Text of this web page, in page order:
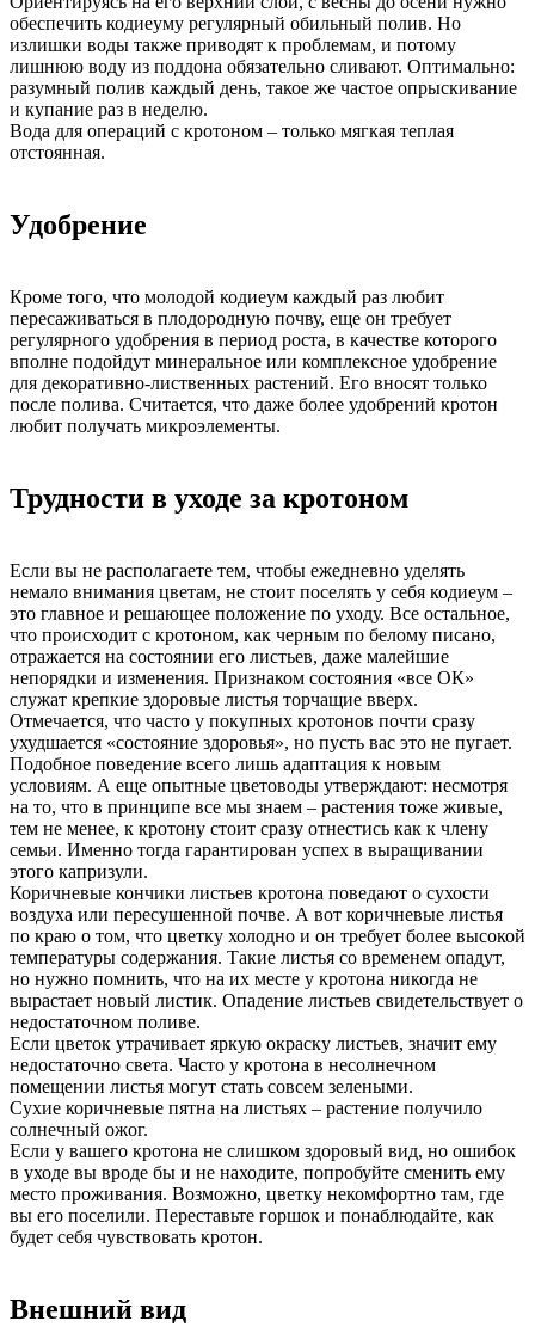
обеспечить кодиеуму регулярный обильный полив. Но
излишки воды также приводят к проблемам, и потому
лишнюю воду из поддона обязательно сливают. Оптимально:
разумный полив каждый день, такое же частое опрыскивание
и купание раз в неделю.
Вода для операций с кротоном – только мягкая теплая
отстоянная.
Удобрение
Кроме того, что молодой кодиеум каждый раз любит
пересаживаться в плодородную почву, еще он требует
регулярного удобрения в период роста, в качестве которого
вполне подойдут минеральное или комплексное удобрение
для декоративно-лиственных растений. Его вносят только
после полива. Считается, что даже более удобрений кротон
любит получать микроэлементы.
Трудности в уходе за кротоном
Если вы не располагаете тем, чтобы ежедневно уделять
немало внимания цветам, не стоит поселять у себя кодиеум –
это главное и решающее положение по уходу. Все остальное,
что происходит с кротоном, как черным по белому писано,
отражается на состоянии его листьев, даже малейшие
непорядки и изменения. Признаком состояния «все ОК»
служат крепкие здоровые листья торчащие вверх.
Отмечается, что часто у покупных кротонов почти сразу
ухудшается «состояние здоровья», но пусть вас это не пугает.
Подобное поведение всего лишь адаптация к новым
условиям. А еще опытные цветоводы утверждают: несмотря
на то, что в принципе все мы знаем – растения тоже живые,
тем не менее, к кротону стоит сразу отнестись как к члену
семьи. Именно тогда гарантирован успех в выращивании
этого капризули.
Коричневые кончики листьев кротона поведают о сухости
воздуха или пересушенной почве. А вот коричневые листья
по краю о том, что цветку холодно и он требует более высокой
температуры содержания. Такие листья со временем опадут,
но нужно помнить, что на их месте у кротона никогда не
вырастает новый листик. Опадение листьев свидетельствует о
недостаточном поливе.
Если цветок утрачивает яркую окраску листьев, значит ему
недостаточно света. Часто у кротона в несолнечном
помещении листья могут стать совсем зелеными.
Сухие коричневые пятна на листьях – растение получило
солнечный ожог.
Если у вашего кротона не слишком здоровый вид, но ошибок
в уходе вы вроде бы и не находите, попробуйте сменить ему
место проживания. Возможно, цветку некомфортно там, где
вы его поселили. Переставьте горшок и понаблюдайте, как
будет себя чувствовать кротон.
Внешний вид